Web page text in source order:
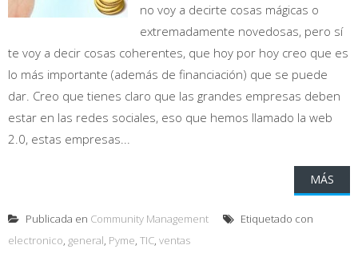
no voy a decirte cosas mágicas o
extremadamente novedosas, pero sí
te voy a decir cosas coherentes, que hoy por hoy creo que es
lo más importante (además de financiación) que se puede
dar. Creo que tienes claro que las grandes empresas deben
estar en las redes sociales, eso que hemos llamado la web
2.0, estas empresas...
MÁS
Publicada en Community Management
Etiquetado con
electronico, general, Pyme, TIC, ventas